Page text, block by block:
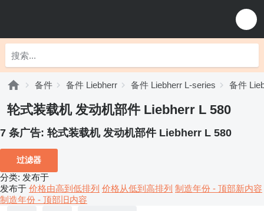
备件 备件 Liebherr 备件 Liebherr L-series 备件
轮式装载机 发动机部件 Liebherr L 580
7 条广告: 轮式装载机 发动机部件 Liebherr L 580
过滤器
分类: 发布于
发布于 价格由高到低排列 价格从低到高排列 制造年份 - 顶部新内容
制造年份 - 顶部旧内容